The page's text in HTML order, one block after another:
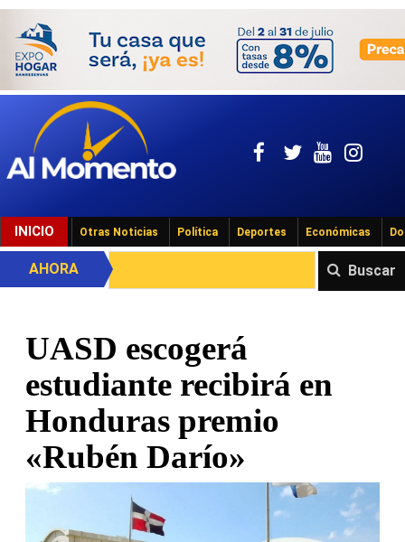
INICIO Otras Noticias Política Deportes Económicas
Buscar
AHORA
UASD escogerá
estudiante recibirá en
Honduras premio
«Rubén Darío»